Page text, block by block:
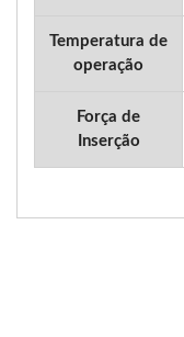
Temperatura de
operação
Força de
Inserção